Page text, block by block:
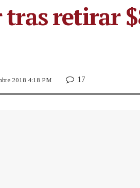
retirar
2018 4:18 PM 17